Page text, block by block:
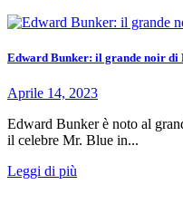
Edward Bunker: il grande noir di
Aprile 14, 2023
Edward Bunker è noto al
il celebre Mr. Blue in...
Leggi di più